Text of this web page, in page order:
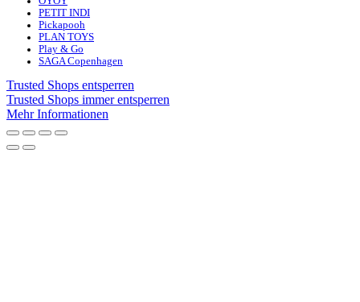
PETIT INDI
Pickapooh
PLAN TOYS
Play & Go
SAGA Copenhagen
Trusted Shops entsperren
Trusted Shops immer entsperren
Mehr Informationen